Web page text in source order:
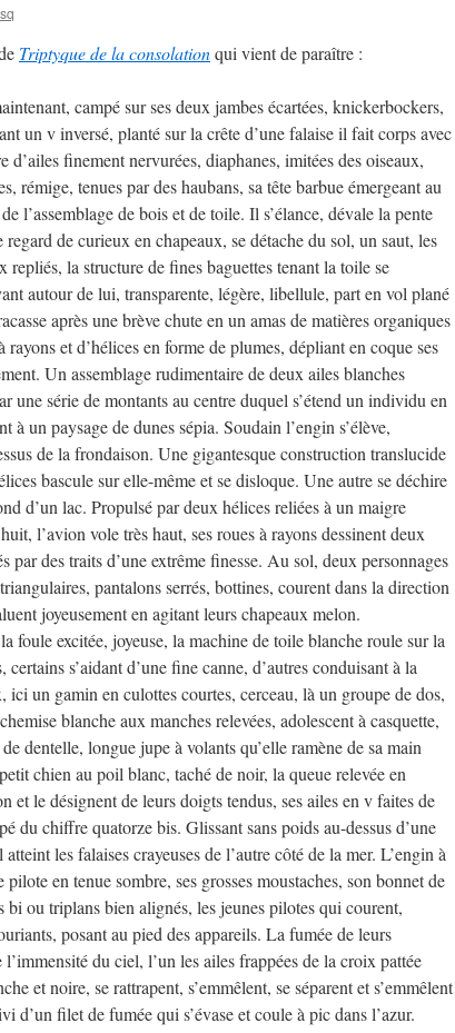
Triptyque de la consolationqui vient de paraître :
campé sur ses deux jambes écartées, knickerbockers,
un v inversé, planté sur la crête d’une falaise il fait corps avec
d’ailes finement nervurées, diaphanes, imitées des oiseaux,
rémige, tenues par des haubans, sa tête barbue émergeant au
l’assemblage de bois et de toile. Il s’élance, dévale la pente
regard de curieux en chapeaux, se détache du sol, un saut, les
repliés, la structure de fines baguettes tenant la toile se
autour de lui, transparente, légère, libellule, part en vol plané
après une brève chute en un amas de matières organiques
et d’hélices en forme de plumes, dépliant en coque ses
Un assemblage rudimentaire de deux ailes blanches
une série de montants au centre duquel s’étend un individu en
à un paysage de dunes sépia. Soudain l’engin s’élève,
de la frondaison. Une gigantesque construction translucide
bascule sur elle-même et se disloque. Une autre se déchire
d’un lac. Propulsé par deux hélices reliées à un maigre
l’avion vole très haut, ses roues à rayons dessinent deux
par des traits d’une extrême finesse. Au sol, deux personnages
pantalons serrés, bottines, courent dans la direction
joyeusement en agitant leurs chapeaux melon.
foule excitée, joyeuse, la machine de toile blanche roule sur la
s’aidant d’une fine canne, d’autres conduisant à la
un gamin en culottes courtes, cerceau, là un groupe de dos,
blanche aux manches relevées, adolescent à casquette,
dentelle, longue jupe à volants qu’elle ramène de sa main
chien au poil blanc, taché de noir, la queue relevée en
et le désignent de leurs doigts tendus, ses ailes en v faites de
du chiffre quatorze bis. Glissant sans poids au-dessus d’une
les falaises crayeuses de l’autre côté de la mer. L’engin à
en tenue sombre, ses grosses moustaches, son bonnet de
bi ou triplans bien alignés, les jeunes pilotes qui courent,
posant au pied des appareils. La fumée de leurs
l’immensité du ciel, l’un les ailes frappées de la croix pattée
et noire, se rattrapent, s’emmêlent, se séparent et s’emmêlent
d’un filet de fumée qui s’évase et coule à pic dans l’azur.